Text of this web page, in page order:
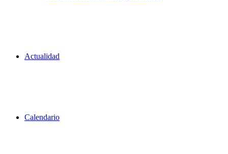
Actualidad
Calendario